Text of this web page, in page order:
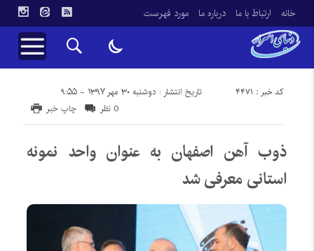
خانه ارتباط با ما درباره ما مورد فهرست
تاریخ انتشار : دوشنبه ۳۰ مهر ۱۳۹۷ - ۹:۵۵ کد خبر : 4471
چاپ خبر 0 نظر
ذوب آهن اصفهان به عنوان واحد نمونه
استانی معرفی شد